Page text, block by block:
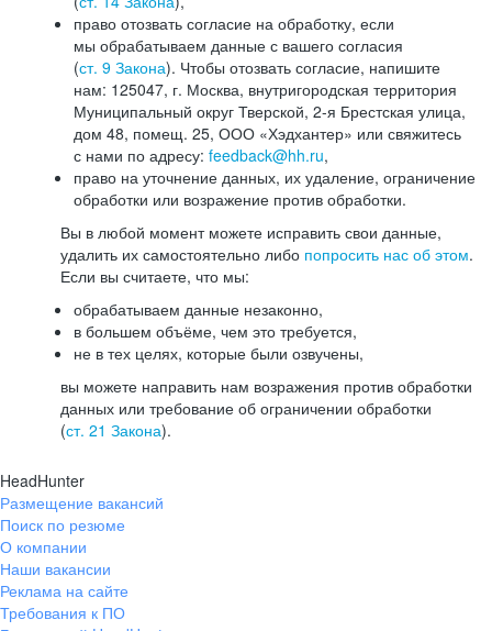
право отозвать согласие на обработку, если
мы обрабатываем данные с вашего согласия
(ст. 9 Закона). Чтобы отозвать согласие, напишите
нам: 125047, г. Москва, внутригородская территория
Муниципальный округ Тверской, 2-я Брестская улица,
дом 48, помещ. 25, ООО «Хэдхантер» или свяжитесь
с нами по адресу: feedback@hh.ru,
право на уточнение данных, их удаление, ограничение
обработки или возражение против обработки.
Вы в любой момент можете исправить свои данные,
удалить их самостоятельно либо попросить нас об этом.
Если вы считаете, что мы:
обрабатываем данные незаконно,
в большем объёме, чем это требуется,
не в тех целях, которые были озвучены,
вы можете направить нам возражения против обработки
данных или требование об ограничении обработки
(ст. 21 Закона).
HeadHunter
Размещение вакансий
Поиск по резюме
О компании
Наши вакансии
Реклама на сайте
Требования к ПО